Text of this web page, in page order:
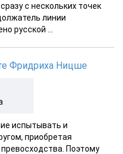
с нескольких точек
линии
русской ...
Фридриха Ницше
испытывать и
приобретая
Поэтому